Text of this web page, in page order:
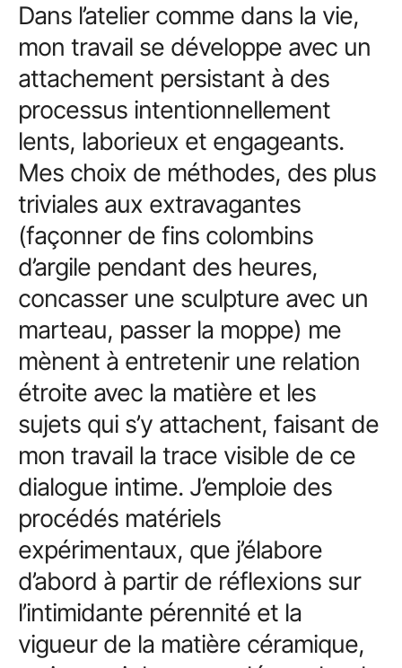
Dans l’atelier comme dans la vie,
mon travail se développe avec un
attachement persistant à des
processus intentionnellement
lents, laborieux et engageants.
Mes choix de méthodes, des plus
triviales aux extravagantes
(façonner de fins colombins
d’argile pendant des heures,
concasser une sculpture avec un
marteau, passer la moppe) me
mènent à entretenir une relation
étroite avec la matière et les
sujets qui s’y attachent, faisant de
mon travail la trace visible de ce
dialogue intime. J’emploie des
procédés matériels
expérimentaux, que j’élabore
d’abord à partir de réflexions sur
l’intimidante pérennité et la
vigueur de la matière céramique,